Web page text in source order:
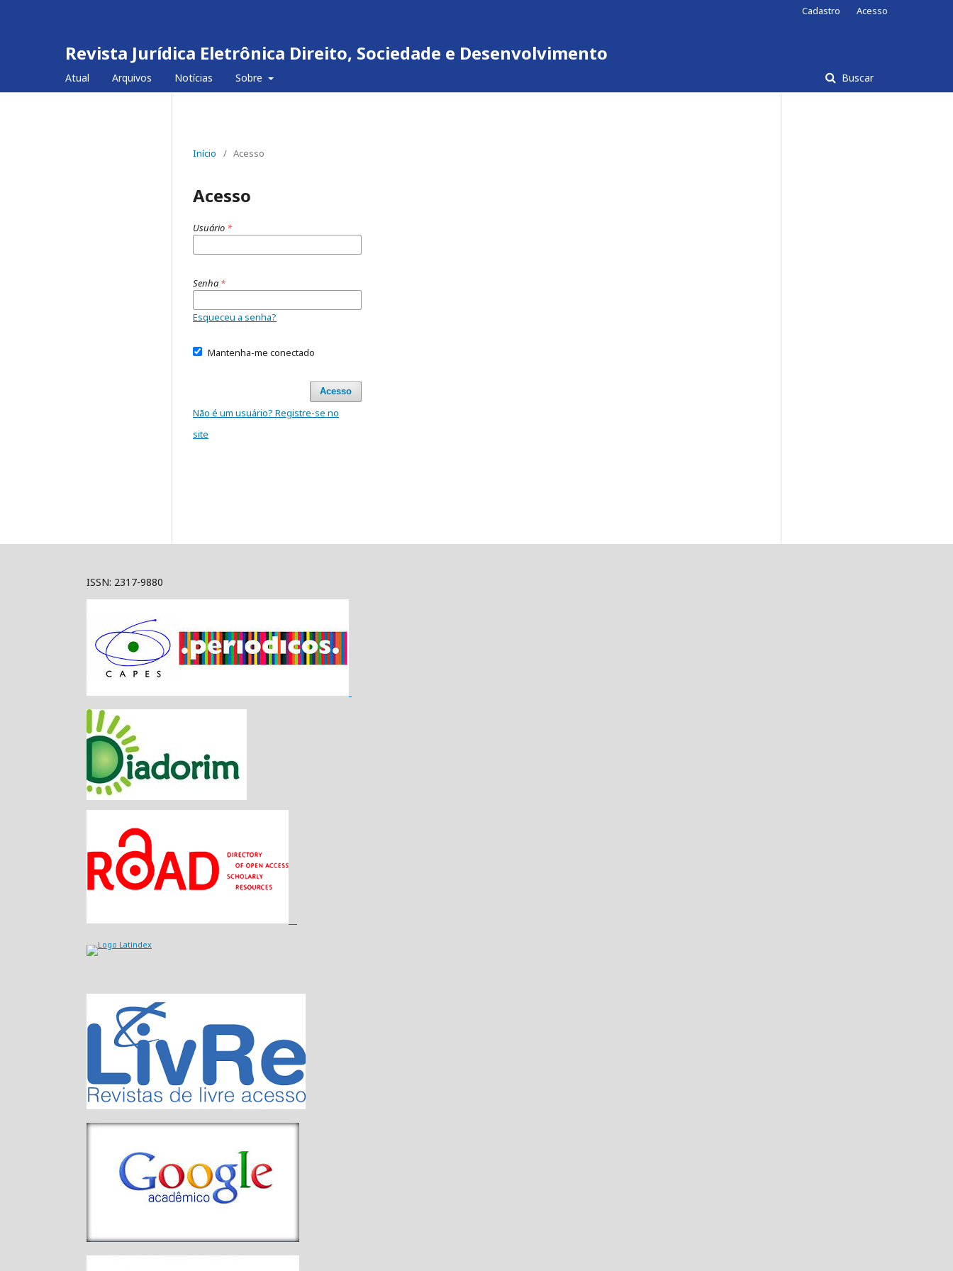
Revista Jurídica Eletrônica Direito, Sociedade e Desenvolvimento
Atual Arquivos Notícias Sobre Buscar
Cadastro Acesso
Início / Acesso
Acesso
Usuário *
Senha *
Esqueceu a senha?
Mantenha-me conectado
Acesso
Não é um usuário? Registre-se no
site
ISSN: 2317-9880